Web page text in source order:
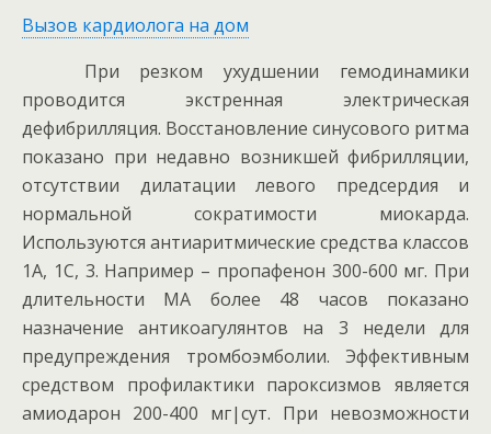
Вызов кардиолога на дом
При резком ухудшении гемодинамики
проводится экстренная электрическая
дефибрилляция. Восстановление синусового ритма
показано при недавно возникшей фибрилляции,
отсутствии дилатации левого предсердия и
нормальной сократимости миокарда.
Используются антиаритмические средства классов
1А, 1С, 3. Например – пропафенон 300-600 мг. При
длительности МА более 48 часов показано
назначение антикоагулянтов на 3 недели для
предупреждения тромбоэмболии. Эффективным
средством профилактики пароксизмов является
амиодарон 200-400 мг|сут. При невозможности